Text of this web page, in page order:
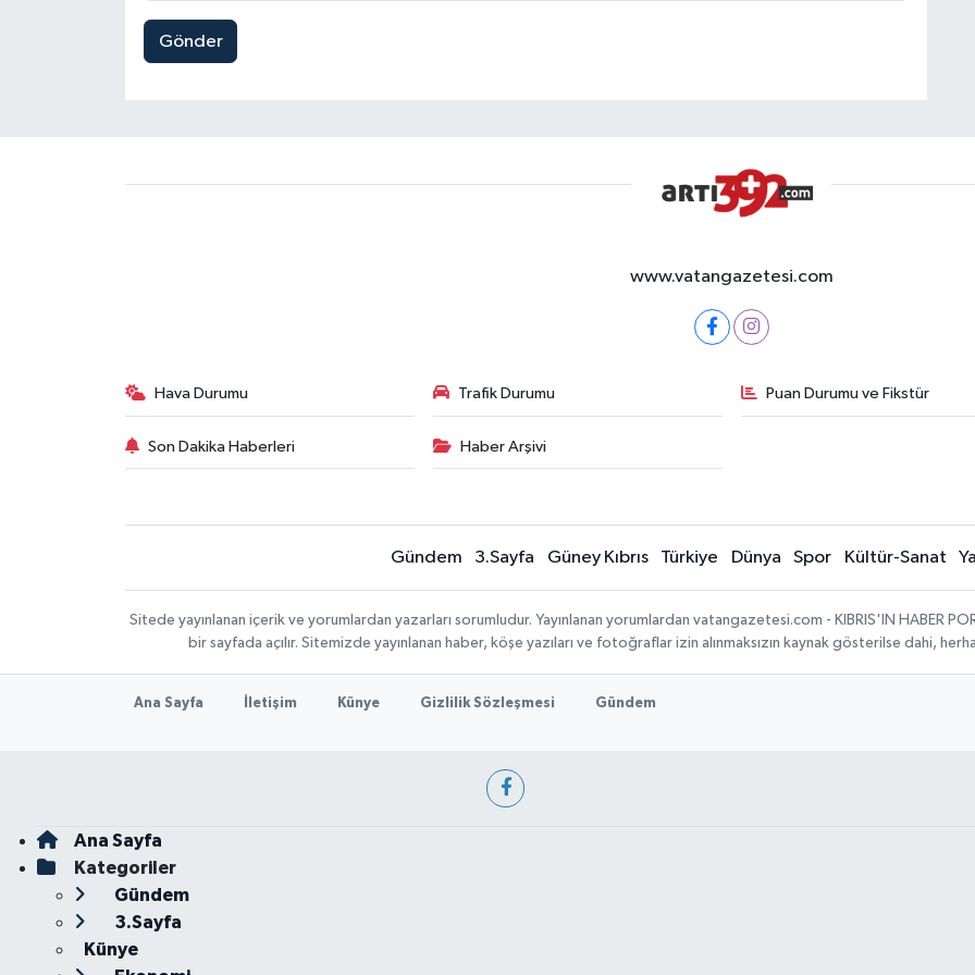
Gönder
www.vatangazetesi.com
Hava Durumu Trafik Durumu Puan Durumu ve Fikstür
Son Dakika Haberleri Haber Arşivi
Gündem 3.Sayfa Güney Kıbrıs Türkiye Dünya Spor Kültür-Sanat
Sitede yayınlanan içerik ve yorumlardan yazarları sorumludur. Yayınlanan yorumlardan vatangazetesi.com - KIBRIS'IN HABER
bir sayfada açılır. Sitemizde yayınlanan haber, köşe yazıları ve fotoğraflar izin alınmaksızın kaynak gösterilse dahi,
Ana Sayfa İletişim Künye Gizlilik Sözleşmesi Gündem
Ana Sayfa
Kategoriler
Gündem
3.Sayfa
Künye